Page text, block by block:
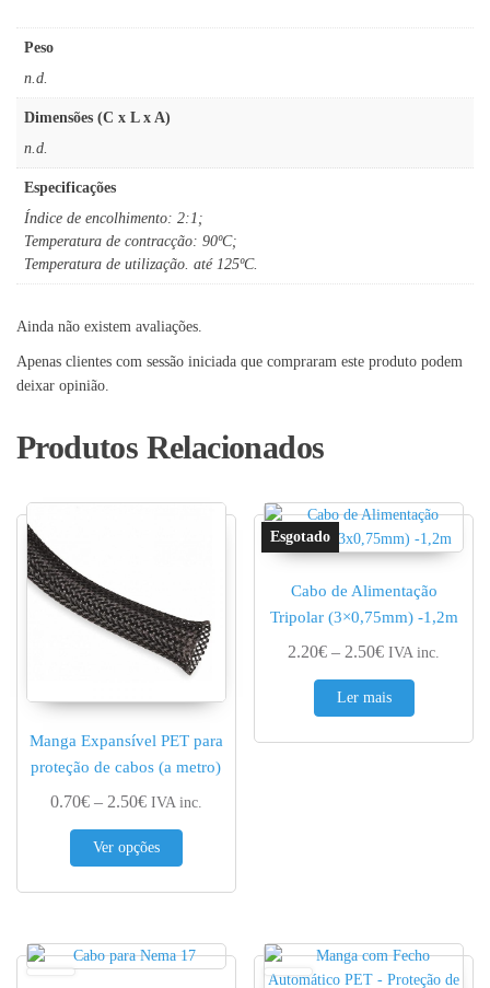
Peso
n.d.
Dimensões (C x L x A)
n.d.
Especificações
Índice de encolhimento: 2:1;
Temperatura de contracção: 90ºC;
Temperatura de utilização. até 125ºC.
Ainda não existem avaliações.
Apenas clientes com sessão iniciada que compraram este produto podem
deixar opinião.
Produtos Relacionados
Manga Expansível PET para
proteção de cabos (a metro)
0.70€ – 2.50€Price range: 0.70€ through 2.50€
IVA inc.
Ver opções
This product has multiple variants. The options
Cabo de Alimentação
Tripolar (3×0,75mm) -1,2m
2.20€ – 2.50€Price range:
IVA inc.
Ler mais